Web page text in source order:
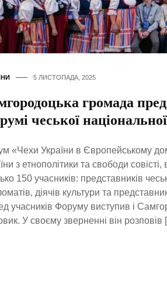
5 ЛИСТОПАДА, 2025
громада
чеської
«Чехи України в Європейському
з етнополітики та свободи
150 учасників: представників
діячів культури та
учасників Форуму виступив і
У своєму зверненні він розповів